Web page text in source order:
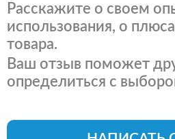
Расскажите о своем
использования, о
товара.
Ваш отзыв поможет
определиться с